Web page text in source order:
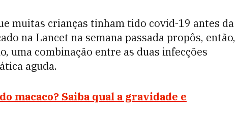
muitas crianças tinham tido covid-19 antes da
na Lancet na semana passada propôs, então,
uma combinação entre as duas infecções
aguda.
macaco? Saiba qual a gravidade e